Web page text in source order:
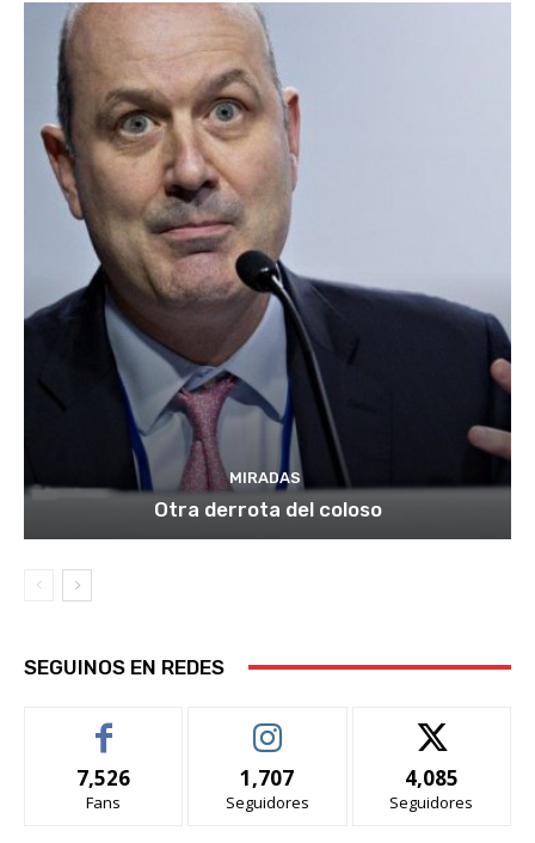
MIRADAS
Otra derrota del coloso
SEGUINOS EN REDES
7,526
Fans
1,707
Seguidores
4,085
Seguidores